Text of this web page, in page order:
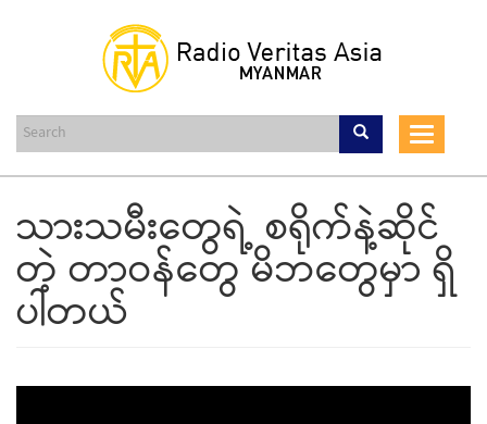
content
Toggle
သားသမီးတွေရဲ့ စရိုက်နဲ့ဆိုင်
တဲ့ တာဝန်တွေ မိဘတွေမှာ ရှိ
ပါတယ်